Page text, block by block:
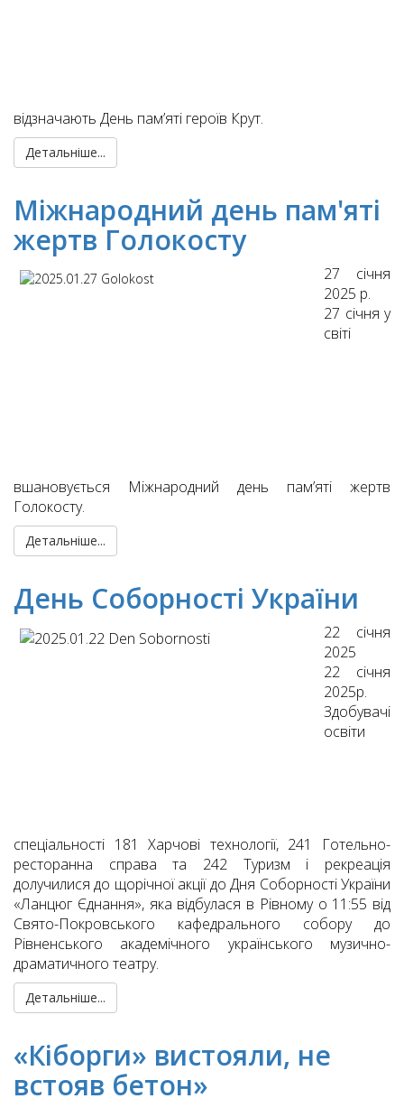
відзначають День пам’яті героїв Крут.
Детальніше...
Міжнародний день пам'яті
жертв Голокосту
27 січня
2025 р.
27 січня у
світі
вшановується Міжнародний день пам’яті жертв
Голокосту.
Детальніше...
День Соборності України
22 січня
2025
22 січня
2025р.
Здобувачі
освіти
спеціальності 181 Харчові технології, 241 Готельно-
ресторанна справа та 242 Туризм і рекреація
долучилися до щорічної акції до Дня Соборності України
«Ланцюг Єднання», яка відбулася в Рівному о 11:55 від
Свято-Покровського кафедрального собору до
Рівненського академічного українського музично-
драматичного театру.
Детальніше...
«Кіборги» вистояли, не
встояв бетон»